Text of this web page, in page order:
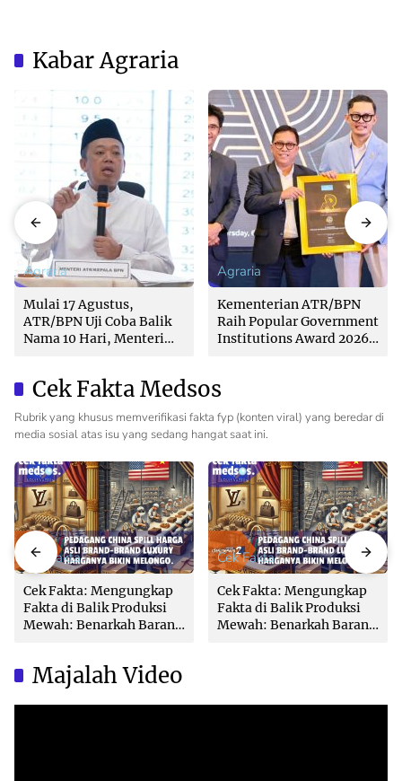
Kabar Agraria
Agraria
Mulai 17 Agustus,
ATR/BPN Uji Coba Balik
Nama 10 Hari, Menteri
Agraria
Kementerian ATR/BPN
Raih Popular Government
Institutions Award 2026
Cek Fakta Medsos
Rubrik yang khusus memverifikasi fakta fyp (konten viral) yang beredar di
media sosial atas isu yang sedang hangat saat ini.
Cek Fakta
Cek Fakta: Mengungkap
Fakta di Balik Produksi
Mewah: Benarkah Barang
Cek Fakta
Cek Fakta: Mengungkap
Fakta di Balik Produksi
Mewah: Benarkah Barang
Majalah Video